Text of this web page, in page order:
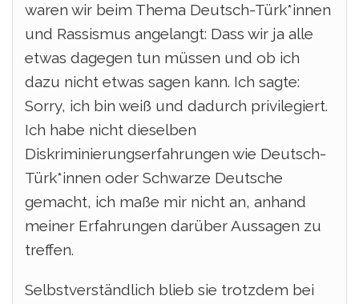
waren wir beim Thema Deutsch-Türk*innen
und Rassismus angelangt: Dass wir ja alle
etwas dagegen tun müssen und ob ich
dazu nicht etwas sagen kann. Ich sagte:
Sorry, ich bin weiß und dadurch privilegiert.
Ich habe nicht dieselben
Diskriminierungserfahrungen wie Deutsch-
Türk*innen oder Schwarze Deutsche
gemacht, ich maße mir nicht an, anhand
meiner Erfahrungen darüber Aussagen zu
treffen.
Selbstverständlich blieb sie trotzdem bei